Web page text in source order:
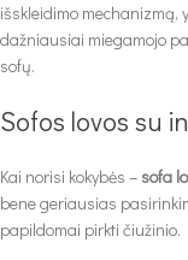
išskleidimo mechanizmą,
dažniausiai miegamojo
sofų.
Sofos lovos su
Kai norisi kokybės – sofa
bene geriausias
papildomai pirkti čiužinio.